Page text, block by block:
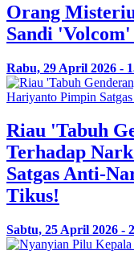
Orang
Sandi
Rabu, 29 April 2026 -
Riau 'Tabuh
Terhadap
Satgas Anti-
Tikus!
Sabtu, 25 April 2026 -